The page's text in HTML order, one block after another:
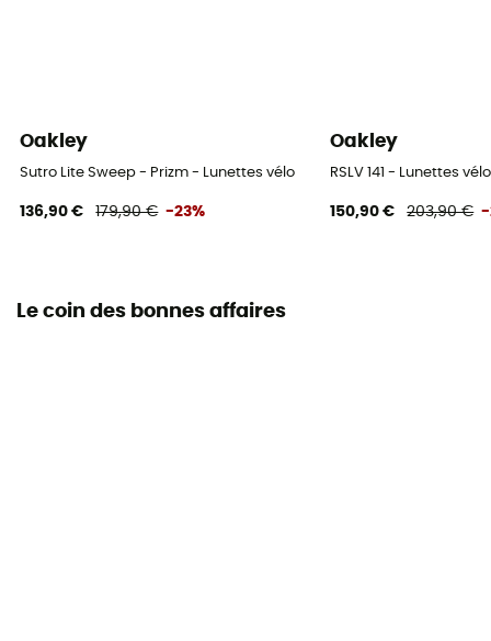
Oakley
Sutro Lite Sweep - Prizm - Lunettes vélo
136,90 € 179,90 € -23%
Oakley
RSLV 141 - Lunettes vélo
150,90 € 203,90 € -
Le coin des bonnes affaires